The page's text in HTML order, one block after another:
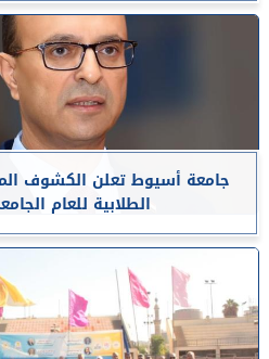
جامعة أسيوط تعلن الكشوف
الطلابية للعام الجامعي 2024 /